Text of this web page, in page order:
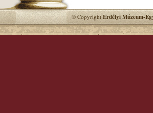
© CopyrightErdélyi Múzeum-